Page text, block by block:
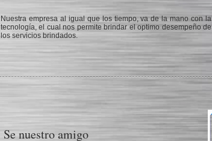
Nuestra empresa al igual que los tiempo, va de la mano con la
tecnología, el cual nos permite brindar el optimo desempeño de
los servicios brindados.
Se nuestro amigo